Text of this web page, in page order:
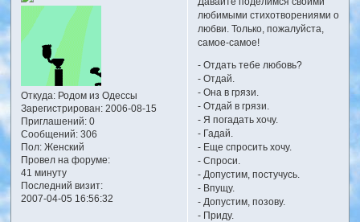
Откуда:Родом из Одессы
Зарегистрирован: 2006-08-15
Приглашений:0
Сообщений:306
Пол:Женский
Провел на форуме:
41 минуту
Последний визит:
2007-04-05 16:56:32
любимыми стихотворениями о
любви. Только, пожалуйста,
самое-самое!
- Отдать тебе любовь?
- Отдай.
- Она в грязи.
- Отдай в грязи.
- Я погадать хочу.
- Гадай.
- Еще спросить хочу.
- Спроси.
- Допустим, постучусь.
- Впущу.
- Допустим, позову.
- Приду.